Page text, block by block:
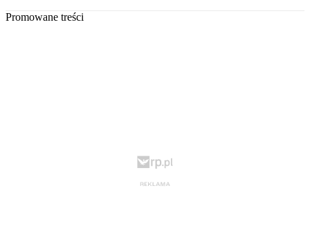
Promowane treści